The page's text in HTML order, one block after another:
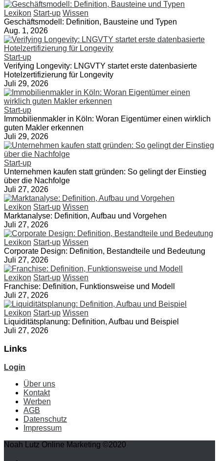
Lexikon Start-up Wissen
Geschäftsmodell: Definition, Bausteine und Typen
Aug. 1, 2026
Start-up
Verifying Longevity: LNGVTY startet erste datenbasierte
Hotelzertifizierung für Longevity
Juli 29, 2026
Start-up
Immobilienmakler in Köln: Woran Eigentümer einen wirklich
guten Makler erkennen
Juli 29, 2026
Start-up
Unternehmen kaufen statt gründen: So gelingt der Einstieg
über die Nachfolge
Juli 27, 2026
Lexikon Start-up Wissen
Marktanalyse: Definition, Aufbau und Vorgehen
Juli 27, 2026
Lexikon Start-up Wissen
Corporate Design: Definition, Bestandteile und Bedeutung
Juli 27, 2026
Lexikon Start-up Wissen
Franchise: Definition, Funktionsweise und Modell
Juli 27, 2026
Lexikon Start-up Wissen
Liquiditätsplanung: Definition, Aufbau und Beispiel
Juli 27, 2026
Links
Login
Über uns
Kontakt
Werben
AGB
Datenschutz
Impressum
Noah Lutz Online Marketing ©2020